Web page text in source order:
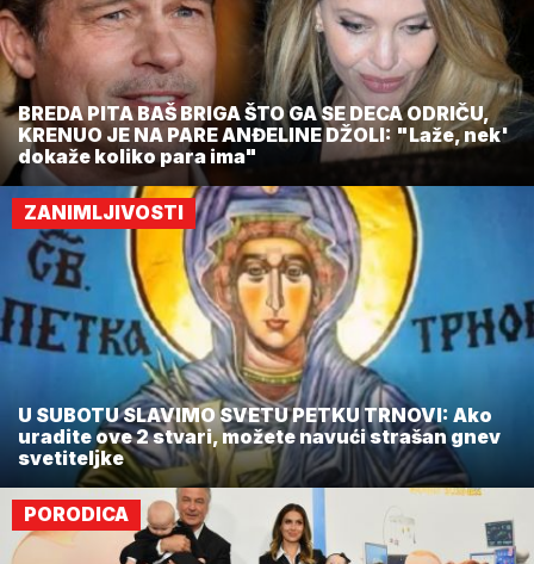
BREDA PITA BAŠ BRIGA ŠTO GA SE DECA ODRIČU,
KRENUO JE NA PARE ANĐELINE DŽOLI: "Laže, nek'
dokaže koliko para ima"
ZANIMLJIVOSTI
U SUBOTU SLAVIMO SVETU PETKU TRNOVI: Ako
uradite ove 2 stvari, možete navući strašan gnev
svetiteljke
PORODICA